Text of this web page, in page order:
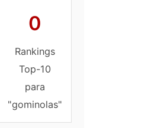
0
Rankings
Top-10
para
"gominolas"